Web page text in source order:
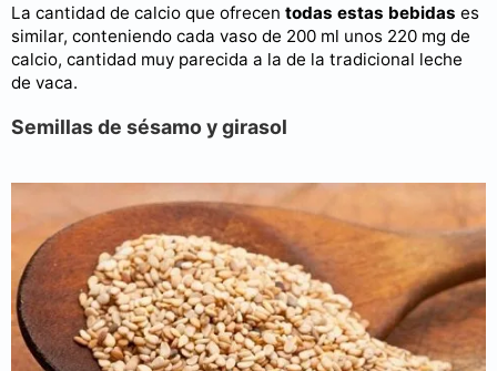
La cantidad de calcio que ofrecen todas estas bebidas es
similar, conteniendo cada vaso de 200 ml unos 220 mg de
calcio, cantidad muy parecida a la de la tradicional leche
de vaca.
Semillas de sésamo y girasol